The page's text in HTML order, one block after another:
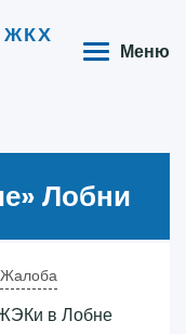
Меню
Лобни
Жалоба
в Лобне